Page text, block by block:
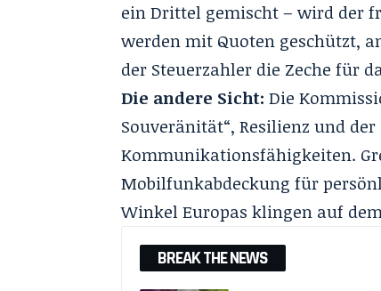
ein Drittel gemischt – wird der
werden mit Quoten geschützt,
der Steuerzahler die Zeche für
Die andere Sicht: Die
Souveränität“, Resilienz und
Kommunikationsfähigkeiten.
Mobilfunkabdeckung für
Winkel Europas klingen auf
BREAK THE NEWS